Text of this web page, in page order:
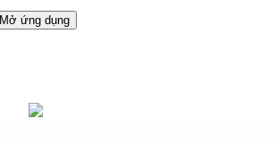
Mở ứng dụng